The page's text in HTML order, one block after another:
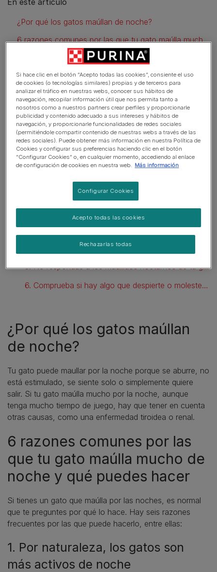
¿Por qué los gatos maúllan de noche?
6 razones comunes por las que tu gato maúlla mucho de noche y qué puedes hacer
3. Tiroides hiperactiva o enfermedad renal
4. Síntoma de envejecimiento si tu gato es mayor
5. Los gatos de exterior pueden sentirse atrapados
1. Juega con él o ella antes de acostarte
2. Déjale comida y agua
3. Limpiarle el arenero
5. No respondas a los maullidos nocturnos de tu gato
6. Comprueba si hay algo que despierte o moleste a tu gato
¿Por qué los gatos maúllan
de noche?
Tu gato puede maullar por la noche porque se aburre, no
está estimulado, se siente solo o simplemente quiere
salir. Si tu gato maúlla mucho por la noche, aunque
tenga mucho tiempo de juego, hay que tener en cuenta
otras causas, como una enfermedad tiroidea o renal.
6 razones comunes por las
que tu gato maúlla mucho de
noche y qué puedes hacer
Si tienes un gato que maúlla por las noches, es normal
que te preguntes por qué lo hace. Hay seis razones
frecuentes por las que puede hacerlo, entre ellas:
1. Por naturaleza, los gatos son
más activos de noche
Si hace clic en el botón “Acepto todas las cookies”, consiente el uso
de cookies (o tecnologías similares) propias y de terceros para
analizar el tráfico en nuestras webs, conocer sus hábitos de
navegación, recopilar información útil que nos permita tanto a
nosotros como a nuestros partners crear perfiles y proporcionarle
publicidad y contenido adecuado a sus intereses y hábitos de
navegación, y proporcionarle funcionalidades de redes sociales
(permitiéndole compartir contenido de nuestras webs a través de las
redes sociales). Puede obtener más información en nuestra Política de
Cookies y configurar sus preferencias haciendo clic en el botón
“Configurar Cookies” o, en cualquier momento, accediendo al enlace
de configuración de cookies en nuestra web. Más información
Configurar Cookies
Rechazarlas todas
Acepto todas las cookies